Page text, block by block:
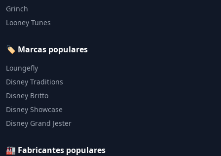
Grinch
Looney Tunes
🏷️ Marcas populares
Loungefly
Disney Traditions
Disney Britto
Disney Showcase
Disney Grand Jester
🏭 Fabricantes populares